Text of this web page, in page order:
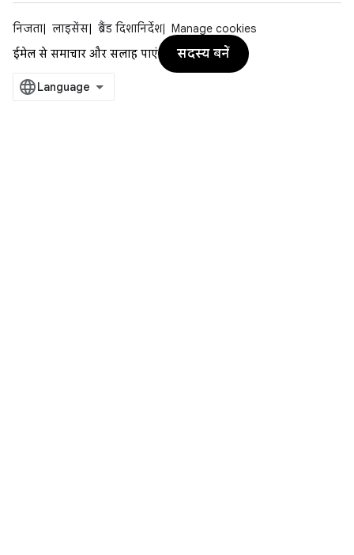
निजता लाइसेंस ब्रैंड दिशानिर्देश
Manage cookies
ईमेल से समाचार और सलाह पाएं
सदस्य बनें